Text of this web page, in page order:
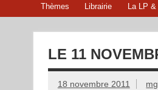
Thèmes Librairie La LP
LE 11
18 novembre 2011